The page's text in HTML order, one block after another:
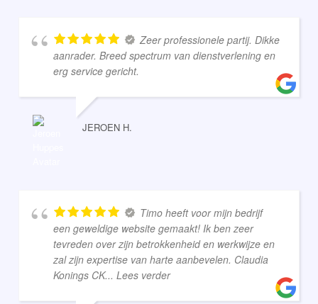
Zeer professionele partij. Dikke
aanrader. Breed spectrum van dienstverlening en
erg service gericht.
JEROEN H.
Timo heeft voor mijn bedrijf
een geweldige website gemaakt! Ik ben zeer
tevreden over zijn betrokkenheid en werkwijze en
zal zijn expertise van harte aanbevelen. Claudia
Konings CK... Lees verder